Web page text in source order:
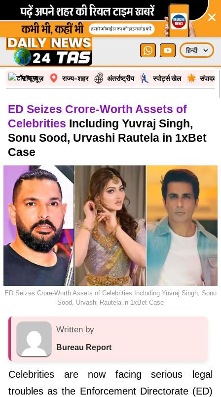
×
टॉप न्यूज़ राज्य-शहर अंतर्राष्ट्रीय स्पोर्ट्स खेल
ED Seizes Crore-Worth Assets of
Celebrities Including Yuvraj Singh,
Sonu Sood, Urvashi Rautela in 1xBet
Case
ED Seizes Crore-Worth Assets of Celebrities Including Yuvraj Singh, Sonu
Sood, Urvashi Rautela in 1xBet Case
Written by
Bureau Report
Celebrities are now facing serious legal
troubles as the Enforcement Directorate (ED)